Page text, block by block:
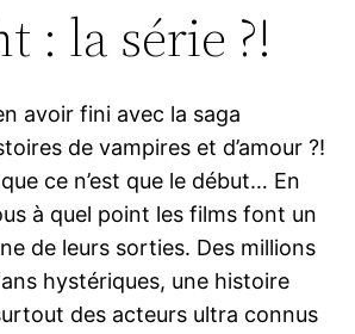
: la série ?!
avoir fini avec la saga
de vampires et d’amour ?!
ce n’est que le début… En
à quel point les films font un
de leurs sorties. Des millions
hystériques, une histoire
des acteurs ultra connus